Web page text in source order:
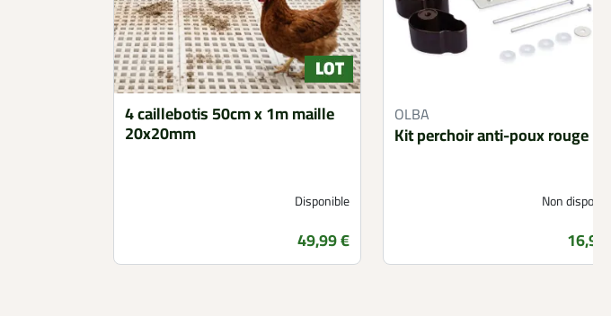
4 caillebotis 50cm x 1m maille
20x20mm
Disponible
Prix
49,99 €
OLBA
Kit perchoir anti-poux rouge
Non disponible
Prix
16,99 €